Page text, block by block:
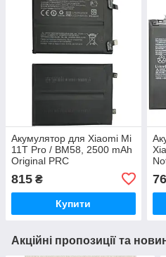
Акумулятор для Xiaomi Mi
11T Pro / BM58, 2500 mAh
Original PRC
815 ₴
Купити
Акційні пропозиції та